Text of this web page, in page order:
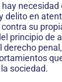
necesidad
delito en
su
principio de
derecho
sociedad.